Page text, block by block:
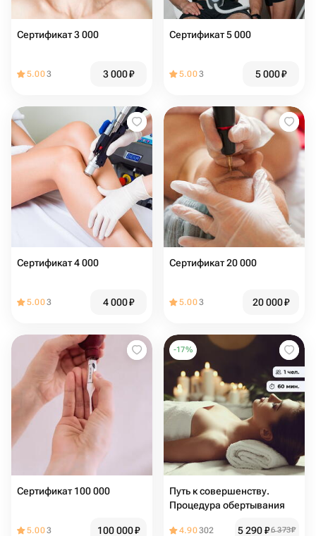
Сертификат 3 000
5.003 3 000₽
Сертификат 5 000
5.003 5 000₽
Сертификат 4 000
5.003 4 000₽
Сертификат 20 000
5.003 20 000₽
Сертификат 100 000
5.003 100 000₽
-17%
Путь к совершенству.
Процедура обертывания
4.90302 5 290₽6 373₽